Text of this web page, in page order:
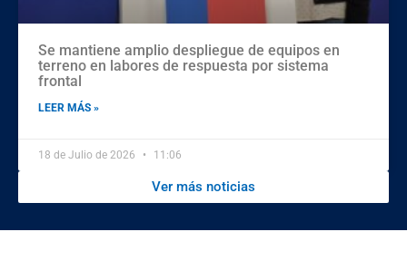
Se mantiene amplio despliegue de equipos en
terreno en labores de respuesta por sistema
frontal
LEER MÁS »
18 de Julio de 2026 11:06
Ver más noticias